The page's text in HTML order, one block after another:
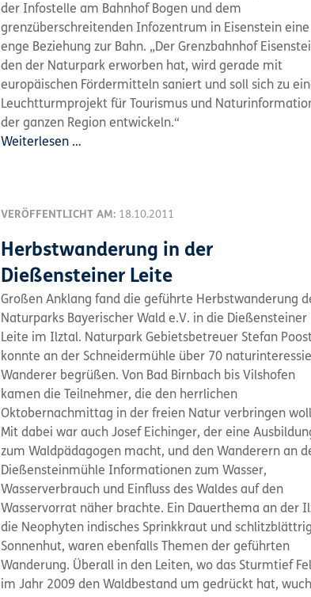
der Infostelle am Bahnhof Bogen und dem
grenzüberschreitenden Infozentrum in Eisenstein eine
enge Beziehung zur Bahn. „Der Grenzbahnhof
den der Naturpark erworben hat, wird gerade mit
europäischen Fördermitteln saniert und soll sich zu
Leuchtturmprojekt für Tourismus und
der ganzen Region entwickeln.“
Weiterlesen …
VERÖFFENTLICHT AM: 18.10.2011
Herbstwanderung in der
Dießensteiner Leite
Großen Anklang fand die geführte Herbstwanderung
Naturparks Bayerischer Wald e.V. in die Dießensteiner
Leite im Ilztal. Naturpark Gebietsbetreuer Stefan
konnte an der Schneidermühle über 70
Wanderer begrüßen. Von Bad Birnbach bis Vilshofen
kamen die Teilnehmer, die den herrlichen
Oktobernachmittag in der freien Natur verbringen
Mit dabei war auch Josef Eichinger, der eine
zum Waldpädagogen macht, und den Wanderern an
Dießensteinmühle Informationen zum Wasser,
Wasserverbrauch und Einfluss des Waldes auf den
Wasservorrat näher brachte. Ein Dauerthema an der
die Neophyten indisches Sprinkkraut und
Sonnenhut, waren ebenfalls Themen der geführten
Wanderung. Überall in den Leiten, wo das Sturmtief
im Jahr 2009 den Waldbestand um gedrückt hat,